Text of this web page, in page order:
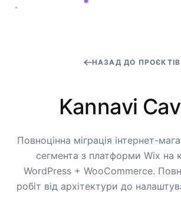
НАЗАД ДО ПРОЄКТІВ
Kannavi Cav
Повноцінна міграція інтернет-
сегмента з платформи Wix на
WordPress + WooCommerce.
робіт від архітектури до